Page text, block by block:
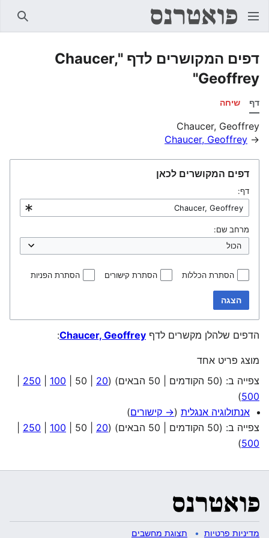
דפים המקושרים לדף "Chaucer,
Geoffrey"
דף שיחה
Chaucer, Geoffrey
→
Chaucer, Geoffrey
דפים המקושרים לכאן
דף:
מרחב שם:
הסתרת הכללות הסתרת קישורים הסתרת הפניות
הצגה
הדפים שלהלן מקשרים לדף Chaucer, Geoffrey
:
מוצג פריט אחד
צפייה ב: (50 הקודמים 50 הבאים ) (
20
50
100
250
500
)
אנתולוגיה אנגלית (→ קישורים)
צפייה ב: (50 הקודמים 50 הבאים ) (
20
50
100
250
500
)
מדיניות פרטיות תצוגת מחשבים